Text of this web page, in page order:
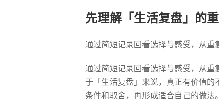
先理解「生活复盘」的
通过简短记录回看选择与感受，从重
通过简短记录回看选择与感受，从
于「生活复盘」来说，真正有价值的
条件和取舍，再形成适合自己的做法。